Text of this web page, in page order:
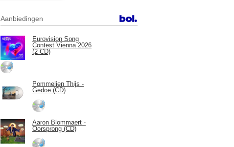
Aanbiedingen
Eurovision Song
Contest Vienna 2026
(2 CD)
Pommelien Thijs -
Gedoe (CD)
Aaron Blommaert -
Oorsprong (CD)